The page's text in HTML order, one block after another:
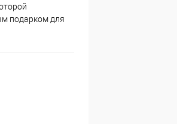
подарком для